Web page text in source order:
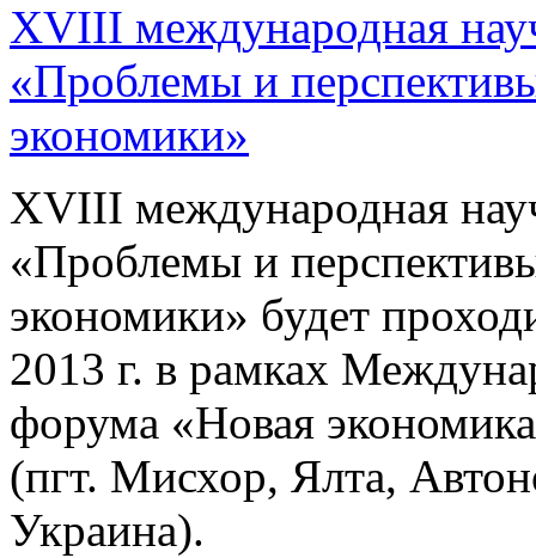
XVIII международная
«Проблемы и
экономики»
XVIII международная
«Проблемы и
экономики» будет
2013 г. в рамках
форума «Новая
(пгт. Мисхор, Ялта,
Украина).